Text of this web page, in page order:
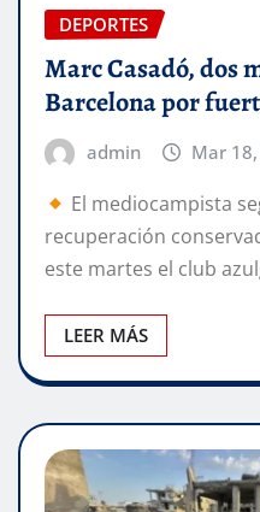
DEPORTES
Marc Casadó, dos
Barcelona por
admin Mar
El mediocampista
recuperación
este martes el club
LEER MÁS